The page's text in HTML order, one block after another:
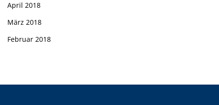
April 2018
März 2018
Februar 2018